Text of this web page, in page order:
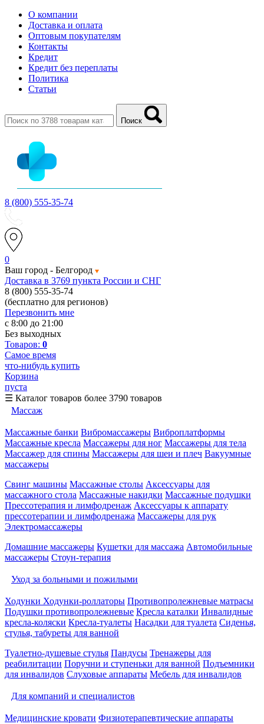
О компании
Доставка и оплата
Оптовым покупателям
Контакты
Кредит
Кредит без переплаты
Политика
Статьи
Поиск
8 (800) 555-35-74
0
Ваш город - Белгород
Доставка в 3769 пункта России и СНГ
8 (800) 555-35-74
(бесплатно для регионов)
Перезвонить мне
с 8:00 до 21:00
Без выходных
Товаров: 0
Самое время
что-нибудь купить
Корзина
пуста
☰ Каталог товаров более 3790 товаров
Массаж
Массажные банки Вибромассажеры Виброплатформы
Массажные кресла Массажеры для ног Массажеры для тела
Массажер для спины Массажеры для шеи и плеч Вакуумные
массажеры
Свинг машины Массажные столы Аксессуары для
массажного стола Массажные накидки Массажные подушки
Прессотерапия и лимфодренаж Аксессуары к аппарату
прессотерапии и лимфодренажа Массажеры для рук
Электромассажеры
Домашние массажеры Кушетки для массажа Автомобильные
массажеры Стоун-терапия
Уход за больными и пожилыми
Ходунки Ходунки-роллаторы Противопролежневые матрасы
Подушки противопролежневые Кресла каталки Инвалидные
кресла-коляски Кресла-туалеты Насадки для туалета Сиденья,
стулья, табуреты для ванной
Туалетно-душевые стулья Пандусы Тренажеры для
реабилитации Поручни и ступеньки для ванной Подъемники
для инвалидов Слуховые аппараты Мебель для инвалидов
Для компаний и специалистов
Медицинские кровати Физиотерапевтические аппараты